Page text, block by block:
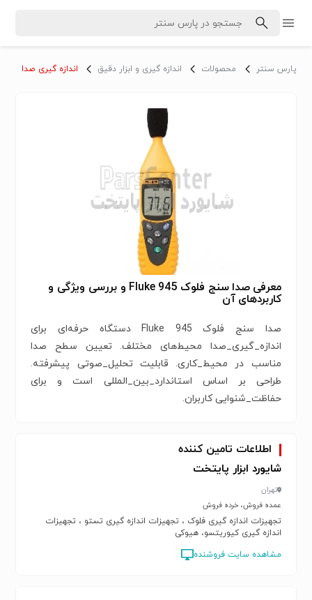
پارس سنتر محصولات اندازه گیری و ابزار دقیق اندازه گیری صدا
معرفی صدا سنج فلوک 945 Fluke و بررسی ویژگی و
کاربردهای آن
صدا سنج فلوک 945 Fluke دستگاه حرفه‌ای برای
اندازه_گیری_صدا محیط‌های مختلف. تعیین سطح صدا
مناسب در محیط_کاری. قابلیت تحلیل_صوتی پیشرفته.
طراحی بر اساس استاندارد_بین_المللی است و برای
حفاظت_شنوایی کاربران.
اطلاعات تامین کننده
شایورد ابزار پایتخت
تهران
عمده فروش، خرده فروش
تجهیزات اندازه گیری فلوک ، تجهیزات اندازه گیری تستو ، تجهیزات
اندازه گیری کیوریتسو، هیوکی
مشاهده سایت فروشنده